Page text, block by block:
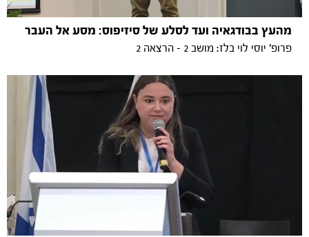
מהעץ בבודגאיה ועד לסלע של סיזיפוס: מסע אל העבר
פרופ' יוסי לוי בלז: מושב 2 - הרצאה 2